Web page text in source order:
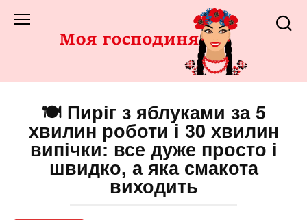
до
🍽️ Пиріг з яблуками за 5
хвилин роботи і 30 хвилин
випічки: все дуже просто і
швидко, а яка смакота
виходить